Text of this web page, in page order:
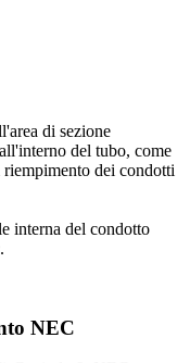
di sezione
del tubo, come
dei condotti
interna del condotto
NEC